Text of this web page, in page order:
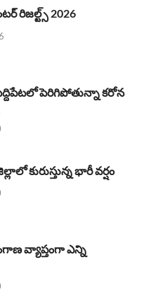
రిజల్ట్స్ 2026
పెరిగిపోతున్నా కరోన
కురుస్తున్న భారీ వర్షం
వ్యాప్తంగా ఎన్ని